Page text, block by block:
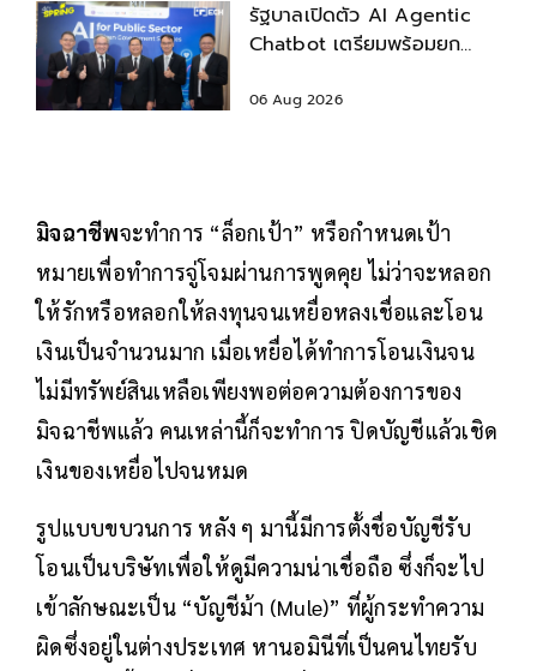
รัฐบาลเปิดตัว AI Agentic
Chatbot เตรียมพร้อมยก
06 Aug 2026
มิจฉาชีพจะทำการ “ล็อกเป้า” หรือกำหนดเป้า
หมายเพื่อทำการจู่โจมผ่านการพูดคุย ไม่ว่าจะหลอก
ให้รักหรือหลอกให้ลงทุนจนเหยื่อหลงเชื่อและโอน
เงินเป็นจำนวนมาก เมื่อเหยื่อได้ทำการโอนเงินจน
ไม่มีทรัพย์สินเหลือเพียงพอต่อความต้องการของ
มิจฉาชีพแล้ว คนเหล่านี้ก็จะทำการ ปิดบัญชีแล้วเชิด
เงินของเหยื่อไปจนหมด
รูปแบบขบวนการ หลัง ๆ มานี้มีการตั้งชื่อบัญชีรับ
โอนเป็นบริษัทเพื่อให้ดูมีความน่าเชื่อถือ ซึ่งก็จะไป
เข้าลักษณะเป็น “บัญชีม้า (Mule)” ที่ผู้กระทำความ
ผิดซึ่งอยู่ในต่างประเทศ หานอมินีที่เป็นคนไทยรับ